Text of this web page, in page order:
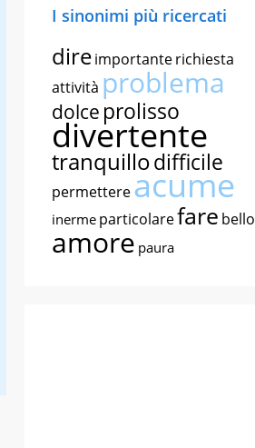
I sinonimi più ricercati
direimportanterichiesta
attività problema
dolce prolisso
divertente
tranquillodifficile
permettereacume
inerme particolarefare bello
amore paura